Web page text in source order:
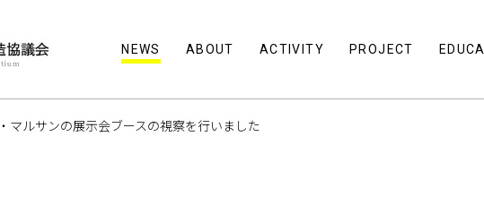
NEWS ABOUT ACTIVITY PROJECT
マルサンの展示会ブースの視察を行いました